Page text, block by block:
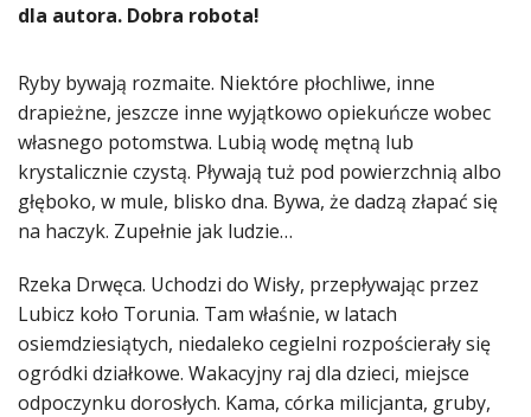
dla autora. Dobra robota!
Ryby bywają rozmaite. Niektóre płochliwe, inne
drapieżne, jeszcze inne wyjątkowo opiekuńcze wobec
własnego potomstwa. Lubią wodę mętną lub
krystalicznie czystą. Pływają tuż pod powierzchnią albo
głęboko, w mule, blisko dna. Bywa, że dadzą złapać się
na haczyk. Zupełnie jak ludzie…
Rzeka Drwęca. Uchodzi do Wisły, przepływając przez
Lubicz koło Torunia. Tam właśnie, w latach
osiemdziesiątych, niedaleko cegielni rozpościerały się
ogródki działkowe. Wakacyjny raj dla dzieci, miejsce
odpoczynku dorosłych. Kama, córka milicjanta, gruby,